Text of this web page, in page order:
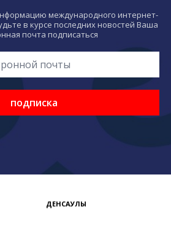
международного интернет-
в курсе последних новостей Ваша
почта подписаться
подписка
ДЕНСАУЛЫҚ